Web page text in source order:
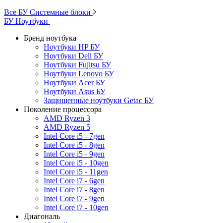
Все БУ Системные блоки
БУ Ноутбуки
Бренд ноутбука
Ноутбуки HP БУ
Ноутбуки Dell БУ
Ноутбуки Fujitsu БУ
Ноутбуки Lenovo БУ
Ноутбуки Acer БУ
Ноутбуки Asus БУ
Защищенные ноутбуки Getac БУ
Поколение процессора
AMD Ryzen 3
AMD Ryzen 5
Intel Core i5 - 7gen
Intel Core i5 - 8gen
Intel Core i5 - 9gen
Intel Core i5 - 10gen
Intel Core i5 - 11gen
Intel Core i7 - 6gen
Intel Core i7 - 8gen
Intel Core i7 - 9gen
Intel Core i7 - 10gen
Диагональ